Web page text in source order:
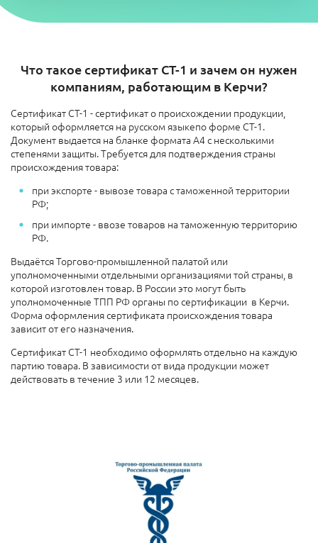
Что такое сертификат СТ-1 и зачем он нужен
компаниям, работающим в Керчи?
Сертификат СТ-1 - сертификат о происхождении продукции,
который оформляется на русском языкепо форме СТ-1.
Документ выдается на бланке формата А4 с несколькими
степенями защиты. Требуется для подтверждения страны
происхождения товара:
при экспорте - вывозе товара с таможенной территории
РФ;
при импорте - ввозе товаров на таможенную территорию
РФ.
Выдаётся Торгово-промышленной палатой или
уполномоченными отдельными организациями той страны, в
которой изготовлен товар. В России это могут быть
уполномоченные ТПП РФ органы по сертификации в Керчи.
Форма оформления сертификата происхождения товара
зависит от его назначения.
Сертификат СТ-1 необходимо оформлять отдельно на каждую
партию товара. В зависимости от вида продукции может
действовать в течение 3 или 12 месяцев.